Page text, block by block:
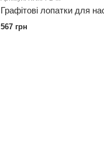
Графітові лопатки для
567 грн